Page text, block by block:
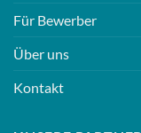
Für Bewerber
Über uns
Kontakt